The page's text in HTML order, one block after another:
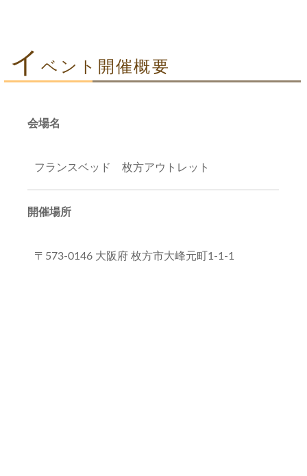
イベント開催概要
会場名
フランスベッド 枚方アウトレット
開催場所
〒573-0146 大阪府 枚方市大峰元町1-1-1